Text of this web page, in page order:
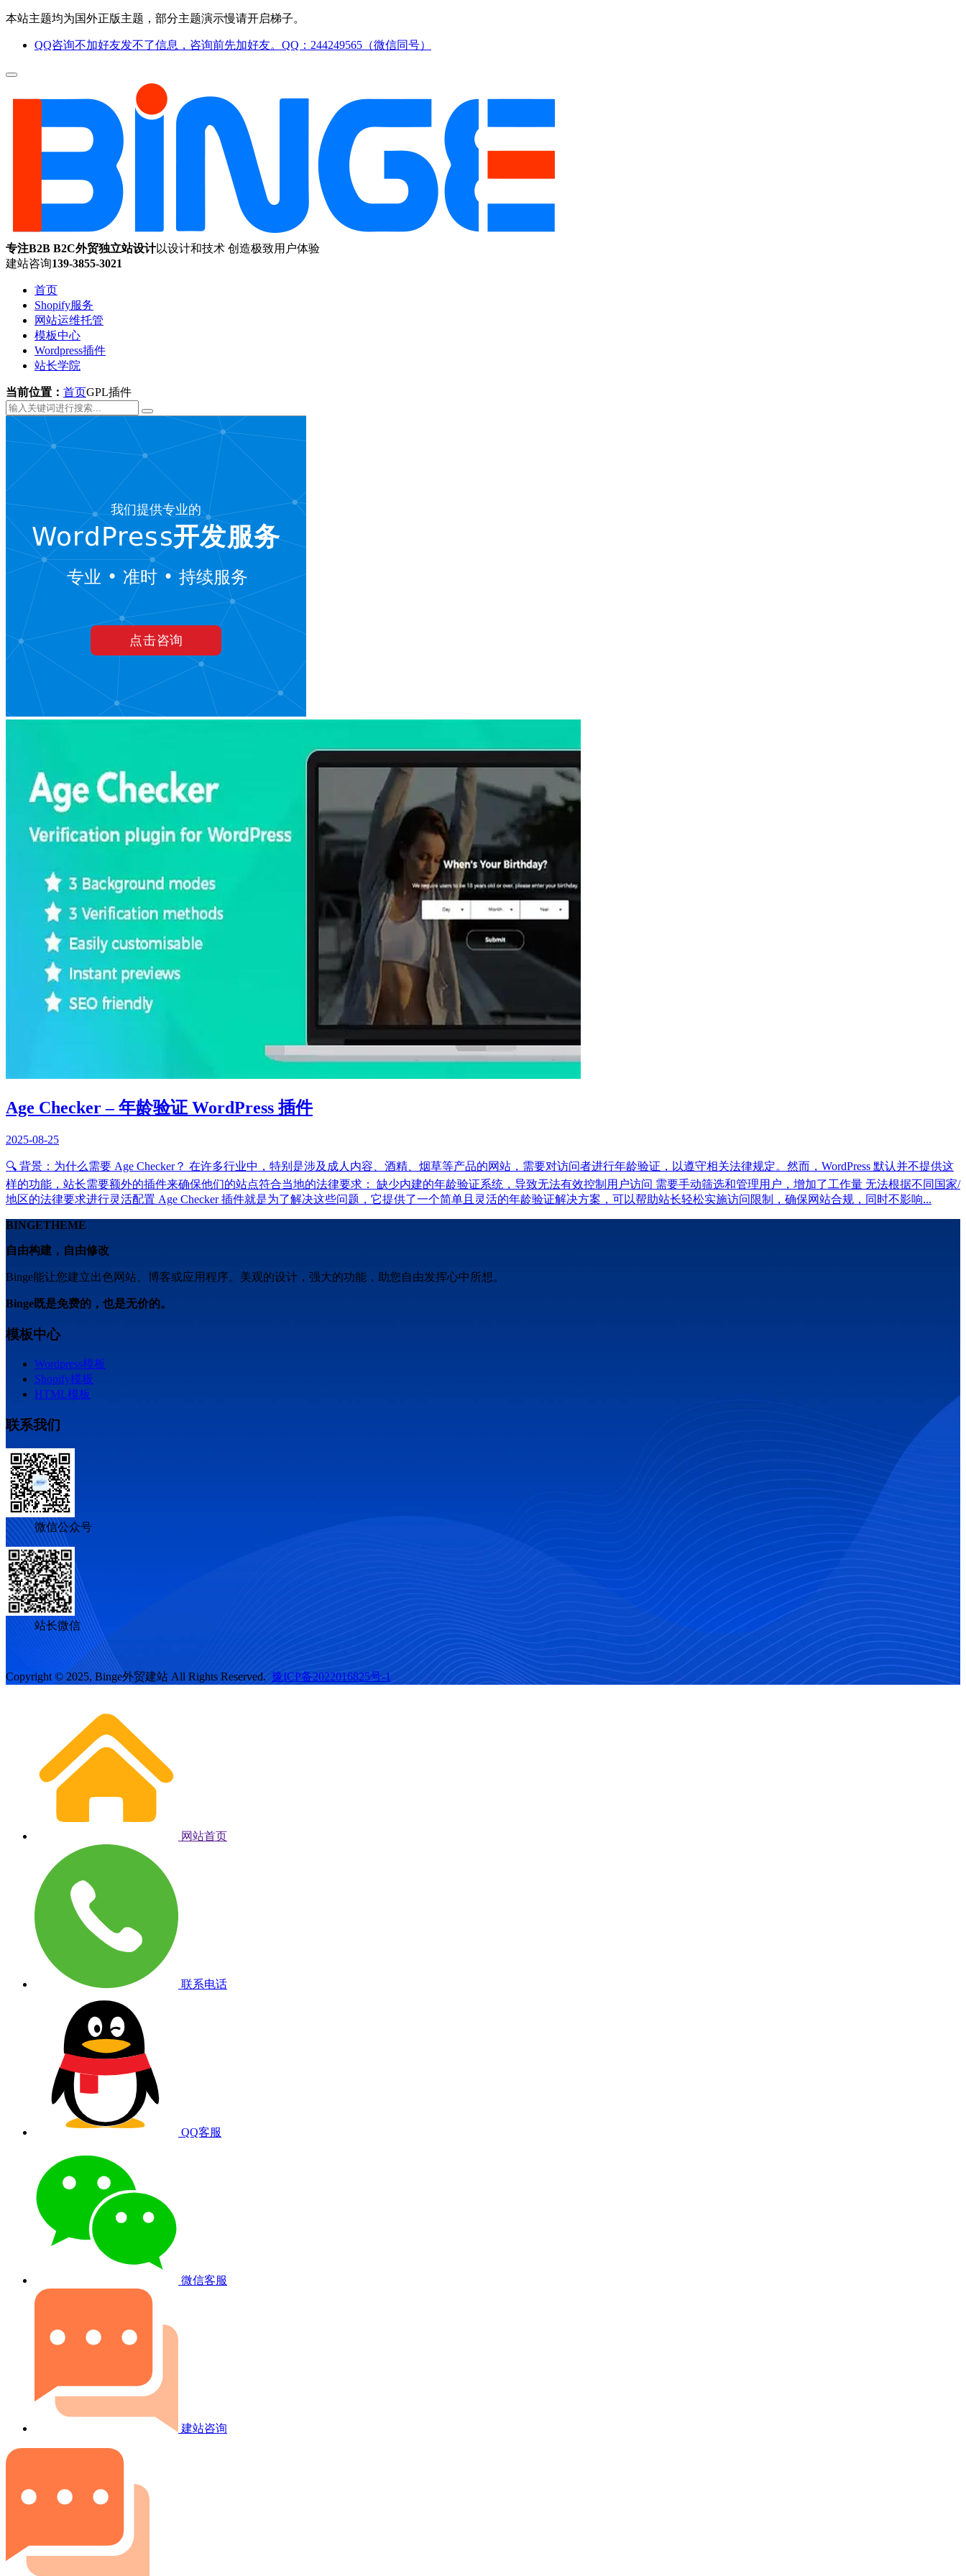
本站主题均为国外正版主题，部分主题演示慢请开启梯子。
QQ咨询不加好友发不了信息，咨询前先加好友。QQ：244249565（微信同号）
专注B2B B2C外贸独立站设计以设计和技术 创造极致用户体验
建站咨询139-3855-3021
首页
Shopify服务
网站运维托管
模板中心
Wordpress插件
站长学院
当前位置： 首页GPL插件
Age Checker – 年龄验证 WordPress 插件
2025-08-25
🔍 背景：为什么需要 Age Checker？ 在许多行业中，特别是涉及成人内容、酒精、烟草等产品的网站，需要对访问者进行年龄验证，以遵守相关法律规定。然而，WordPress 默认并不提供这
样的功能，站长需要额外的插件来确保他们的站点符合当地的法律要求： 缺少内建的年龄验证系统，导致无法有效控制用户访问 需要手动筛选和管理用户，增加了工作量 无法根据不同国家/
地区的法律要求进行灵活配置 Age Checker 插件就是为了解决这些问题，它提供了一个简单且灵活的年龄验证解决方案，可以帮助站长轻松实施访问限制，确保网站合规，同时不影响...
BINGETHEME
自由构建，自由修改
Binge能让您建立出色网站、博客或应用程序。美观的设计，强大的功能，助您自由发挥心中所想。
Binge既是免费的，也是无价的。
模板中心
Wordpress模板
Shopify模板
HTML模板
联系我们
微信公众号
站长微信
Copyright © 2025, Binge外贸建站 All Rights Reserved. 豫ICP备2022016825号-1
网站首页
联系电话
QQ客服
微信客服
建站咨询